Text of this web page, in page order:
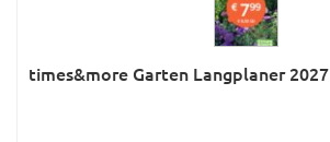
times&more Garten Langplaner 2027